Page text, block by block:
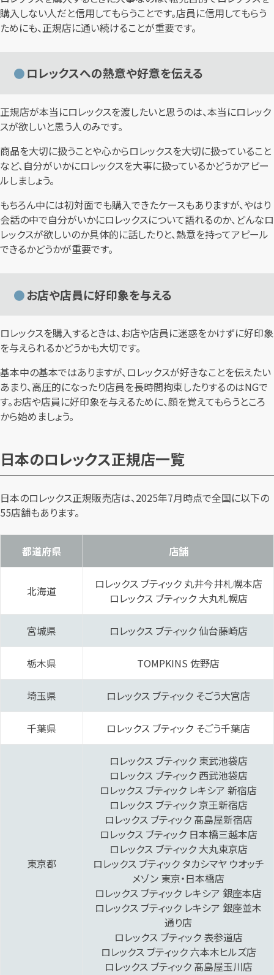
購入しない人だと信用してもらうことです。店員に信用してもらう
ためにも、正規店に通い続けることが重要です。
ロレックスへの熱意や好意を伝える
正規店が本当にロレックスを渡したいと思うのは、本当にロレック
スが欲しいと思う人のみです。
商品を大切に扱うことや心からロレックスを大切に扱っていること
など、自分がいかにロレックスを大事に扱っているかどうかアピー
ルしましょう。
もちろん中には初対面でも購入できたケースもありますが、やはり
会話の中で自分がいかにロレックスについて語れるのか、どんなロ
レックスが欲しいのか具体的に話したりと、熱意を持ってアピール
できるかどうかが重要です。
お店や店員に好印象を与える
ロレックスを購入するときは、お店や店員に迷惑をかけずに好印象
を与えられるかどうかも大切です。
基本中の基本ではありますが、ロレックスが好きなことを伝えたい
あまり、高圧的になったり店員を長時間拘束したりするのはNGで
す。お店や店員に好印象を与えるために、顔を覚えてもらうところ
から始めましょう。
日本のロレックス正規店一覧
日本のロレックス正規販売店は、2025年7月時点で全国に以下の
55店舗もあります。
都道府県 店舗
北海道
‭ロレックス ブティック 丸井今井札幌本店‬
ロレックス ブティック 大丸札幌店‬
宮城県 ‭ロレックス ブティック 仙台藤崎‬店
栃木県 ‭TOMPKINS 佐野‬店
埼玉県 ロレックス ブティック そごう大宮‬店
千葉県 ロレックス ブティック そごう千葉‬店
東京都
ロレックス ブティック 東武池袋店
‭ロレックス ブティック 西武池袋‬店
‭ロレックス ブティック レキシア 新宿店‬
ロレックス ブティック 京王新宿‬店
ロレックス ブティック 髙島屋新宿‬店
ロレックス ブティック 日本橋三越本店‬
‭ロレックス ブティック 大丸東京‬店
ロレックス ブティック タカシマヤ ウオッチ
メゾン 東京・日本橋‬店
ロレックス ブティック レキシア 銀座本店‬
‭ロレックス ブティック レキシア 銀座並木
通り店‬
ロレックス ブティック 表参道‬店
‭ロレックス ブティック 六本木ヒルズ‬店
‭ロレックス ブティック 髙島屋玉川‬店